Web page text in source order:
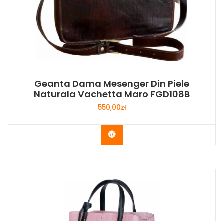
Geanta Dama Mesenger Din Piele
Naturala Vachetta Maro FGD108B
550,00zł
Buy Now